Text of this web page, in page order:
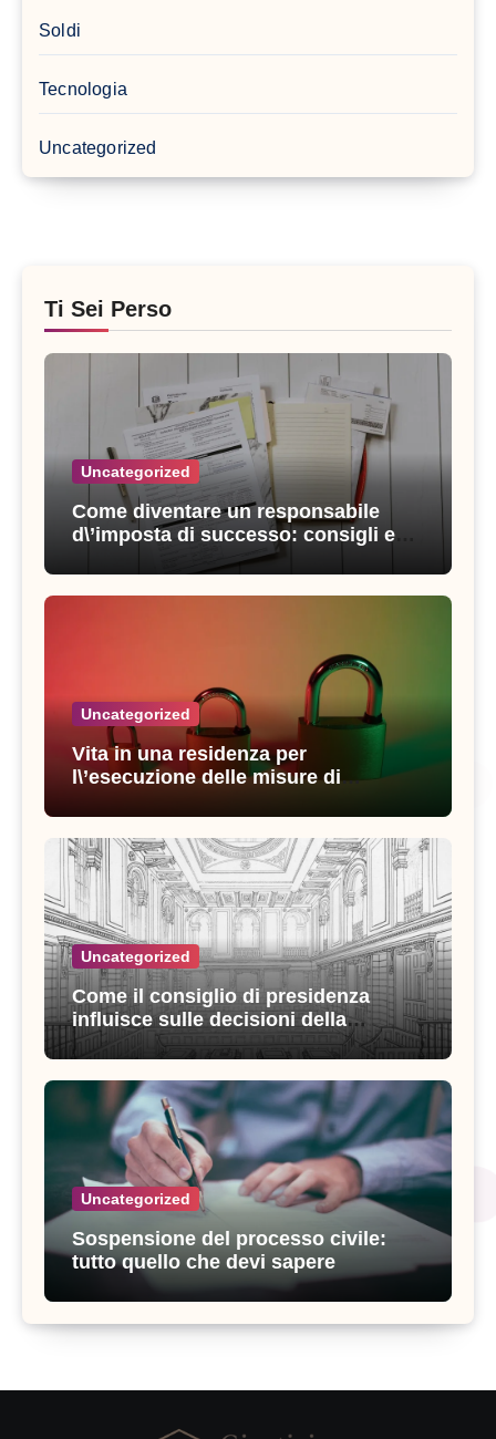
Soldi
Tecnologia
Uncategorized
Ti Sei Perso
Uncategorized
Come diventare un responsabile
d\’imposta di successo: consigli e
strategie vincenti
Uncategorized
Vita in una residenza per
l\’esecuzione delle misure di
Uncategorized
Come il consiglio di presidenza
influisce sulle decisioni della
giustizia amministrativa
Uncategorized
Sospensione del processo civile:
tutto quello che devi sapere